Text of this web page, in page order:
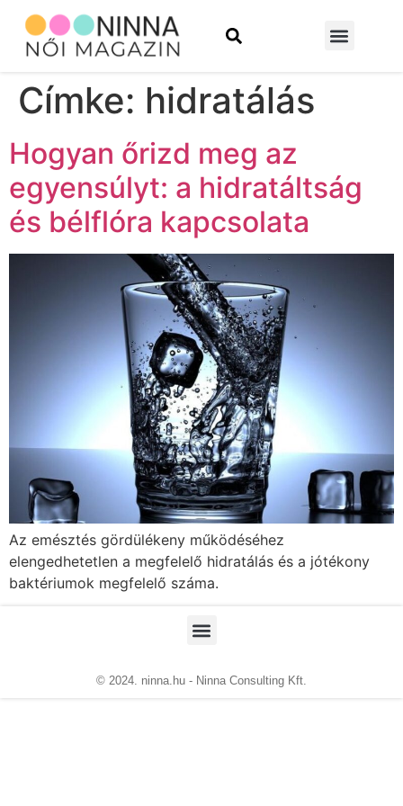
Címke: hidratálás
Hogyan őrizd meg az
egyensúlyt: a hidratáltság
és bélflóra kapcsolata
Az emésztés gördülékeny működéséhez
elengedhetetlen a megfelelő hidratálás és a jótékony
baktériumok megfelelő száma.
© 2024. ninna.hu - Ninna Consulting Kft.